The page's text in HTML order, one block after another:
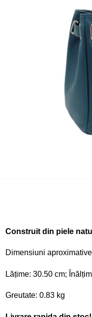
Construit din piele
Dimensiuni
Lățime: 30.50 cm;
Greutate: 0.83 kg